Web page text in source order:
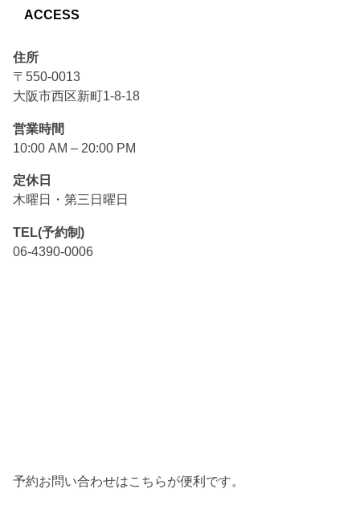
ACCESS
住所
〒550-0013
大阪市西区新町1-8-18
営業時間
10:00 AM – 20:00 PM
定休日
木曜日・第三日曜日
TEL(予約制)
06-4390-0006
予約お問い合わせはこちらが便利です。